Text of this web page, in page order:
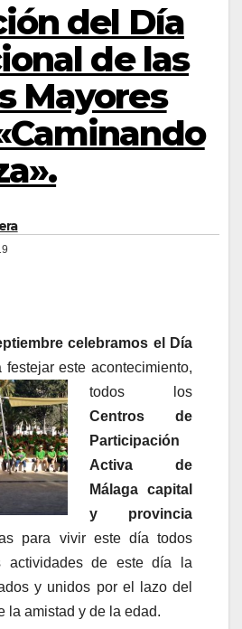
del Día
de las
Mayores
celebramos el Día
festejar esteacontecimiento,
todos los
Centros de
Participación
Activa de
Málaga capital
y provincia
para vivir este día todos
actividades de este día la
y unidos por el lazo del
la amistad y de la edad.